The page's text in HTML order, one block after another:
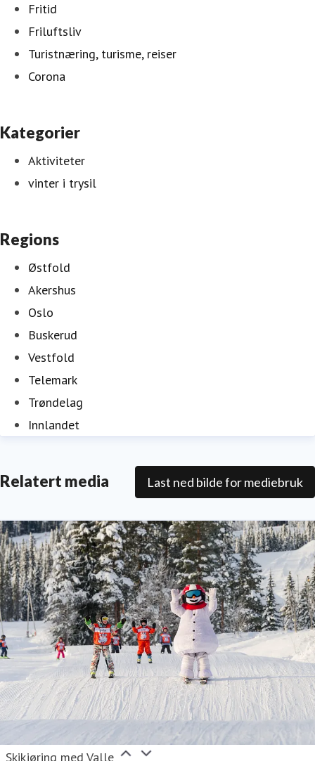
Fritid
Friluftsliv
Turistnæring, turisme, reiser
Corona
Kategorier
Aktiviteter
vinter i trysil
Regions
Østfold
Akershus
Oslo
Buskerud
Vestfold
Telemark
Trøndelag
Innlandet
Relatert media Last ned bilde for mediebruk
Skikjøring med Valle